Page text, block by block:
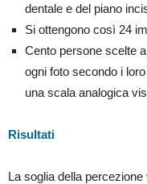
dentale e del piano
Si ottengono così 24
Cento persone scelte
ogni foto secondo i
una scala analogica
Risultati
La soglia della